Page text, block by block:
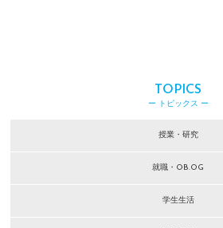
TOPICS
ー トピックス ー
授業・研究
就職・OB.OG
学生生活